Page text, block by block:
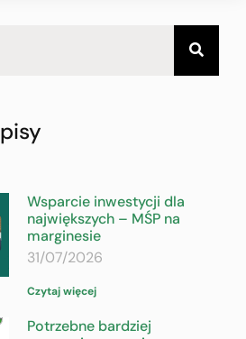
Wsparcie inwestycji dla
największych – MŚP na
marginesie
31/07/2026
Czytaj więcej
Potrzebne bardziej